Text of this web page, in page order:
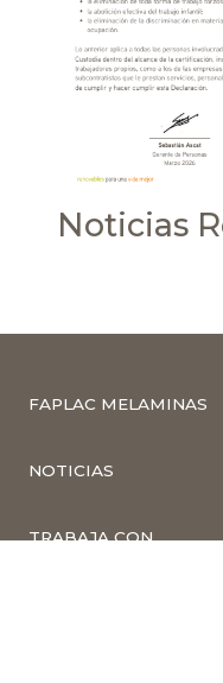
Noticias
FAPLAC MELAMINAS
NOTICIAS
TRABAJA CON